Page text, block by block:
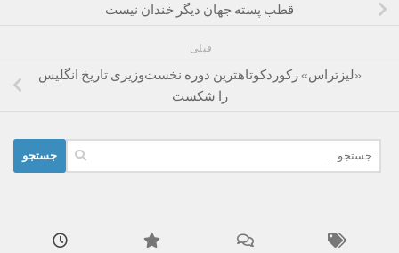
قطب پسته جهان دیگر خندان نیست
قبلی
«لیزتراس» رکوردکوتاهترین دوره نخست‌وزیری تاریخ انگلیس
را شکست
برای: